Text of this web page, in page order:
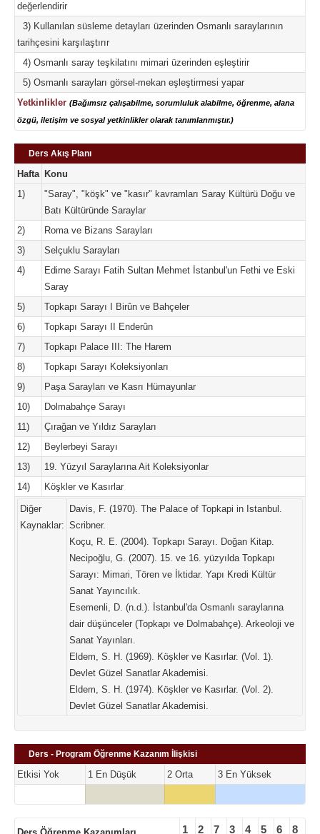
değerlendirir
3) Kullanılan süsleme detayları üzerinden Osmanlı saraylarının
tarihçesini karşılaştırır
4) Osmanlı saray teşkilatını mimari üzerinden eşleştirir
5) Osmanlı sarayları görsel-mekan eşleştirmesi yapar
Yetkinlikler (Bağımsız çalışabilme, sorumluluk alabilme, öğrenme, alana
özgü, iletişim ve sosyal yetkinlikler olarak tanımlanmıştır.)
Ders Akış Planı
Hafta Konu
1)
"Saray", "köşk" ve "kasır" kavramları Saray Kültürü Doğu ve
Batı Kültüründe Saraylar
2)
Roma ve Bizans Sarayları
3)
Selçuklu Sarayları
4)
Edirne Sarayı Fatih Sultan Mehmet İstanbul'un Fethi ve Eski
Saray
5)
Topkapı Sarayı I Birûn ve Bahçeler
6)
Topkapı Sarayı II Enderûn
7)
Topkapı Palace III: The Harem
8)
Topkapı Sarayı Koleksiyonları
9)
Paşa Sarayları ve Kasrı Hümayunlar
10)
Dolmabahçe Sarayı
11)
Çırağan ve Yıldız Sarayları
12)
Beylerbeyi Sarayı
13)
19. Yüzyıl Saraylarına Ait Koleksiyonlar
14)
Köşkler ve Kasırlar
Diğer
Kaynaklar:
Davis, F. (1970). The Palace of Topkapi in Istanbul.
Scribner.
Koçu, R. E. (2004). Topkapı Sarayı. Doğan Kitap.
Necipoğlu, G. (2007). 15. ve 16. yüzyılda Topkapı
Sarayı: Mimari, Tören ve İktidar. Yapı Kredi Kültür
Sanat Yayıncılık.
Esemenli, D. (n.d.). İstanbul'da Osmanlı saraylarına
dair düşünceler (Topkapı ve Dolmabahçe). Arkeoloji ve
Sanat Yayınları.
Eldem, S. H. (1969). Köşkler ve Kasırlar. (Vol. 1).
Devlet Güzel Sanatlar Akademisi.
Eldem, S. H. (1974). Köşkler ve Kasırlar. (Vol. 2).
Devlet Güzel Sanatlar Akademisi.
Ders - Program Öğrenme Kazanım İlişkisi
Etkisi Yok 1 En Düşük 2 Orta 3 En Yüksek
1 2 7 3 4 5 6 8